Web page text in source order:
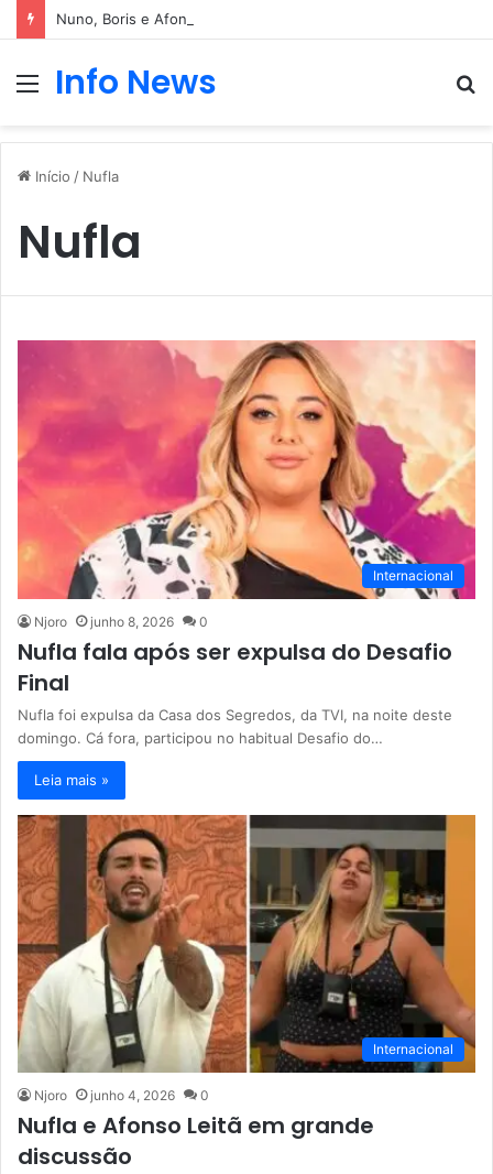
Nuno, Boris e Afonso protagonizam dança sensual
Menu
Info News
Início / Nufla
Nufla
Internacional
Njoro junho 8, 2026 0
Nufla fala após ser expulsa do Desafio
Final
Nufla foi expulsa da Casa dos Segredos, da TVI, na noite deste
domingo. Cá fora, participou no habitual Desafio do…
Leia mais »
Internacional
Njoro junho 4, 2026 0
Nufla e Afonso Leitã em grande
discussão